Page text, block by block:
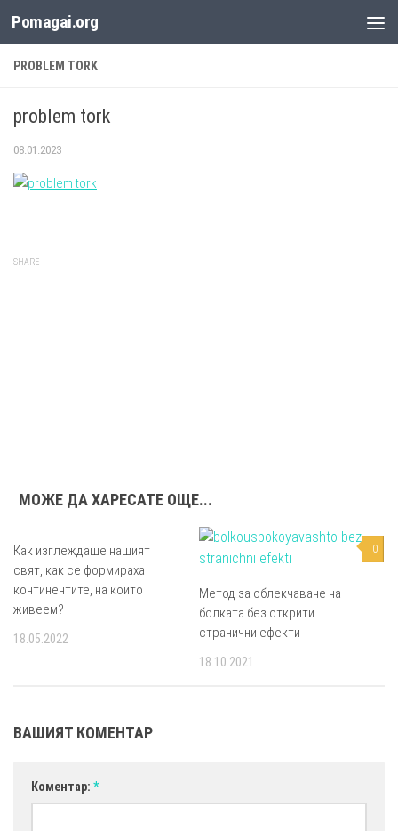
Към съдържанието
Pomagai.org
PROBLEM TORK
problem tork
08.01.2023
SHARE
МОЖЕ ДА ХАРЕСАТЕ ОЩЕ...
Как изглеждаше нашият
свят, как се формираха
континентите, на които
живеем?
18.05.2022
0
Метод за облекчаване на
болката без открити
странични ефекти
18.10.2021
ВАШИЯТ КОМЕНТАР
Коментар: *